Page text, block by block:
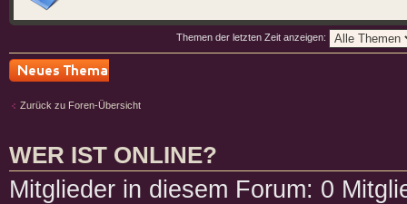
Themen der letzten Zeit anzeigen:
Zurück zu Foren-Übersicht
WER IST ONLINE?
Mitglieder in diesem Forum: 0